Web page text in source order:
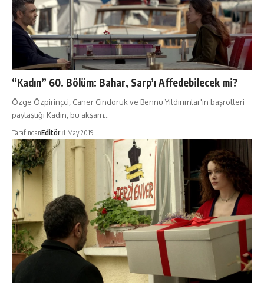
“Kadın” 60. Bölüm: Bahar, Sarp’ı Affedebilecek mi?
Özge Özpirinçci, Caner Cindoruk ve Bennu Yıldırımlar'ın başrolleri
paylaştığı Kadın, bu akşam…
TarafındanEditör 1 May 2019